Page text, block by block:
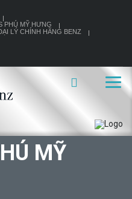
PHÚ MỸ HƯNG
LÝ CHÍNH HÃNG BENZ
MỸ